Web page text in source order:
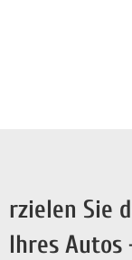
rzielen Sie
Ihres